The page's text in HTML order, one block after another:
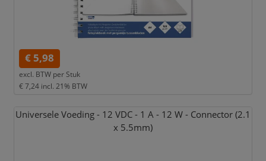
€ 5,98
excl. BTW per Stuk
€ 7,24 incl. 21% BTW
Universele Voeding - 12 VDC - 1 A - 12 W - Connector (2.1
x 5.5mm)